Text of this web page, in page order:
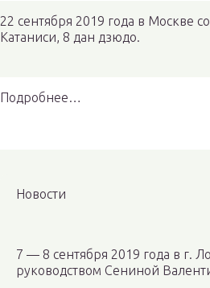
22 сентября 2019 года в Москве
Катаниси, 8 дан дзюдо.
Подробнее…
Новости
7 — 8 сентября 2019 года в г.
руководством Сениной